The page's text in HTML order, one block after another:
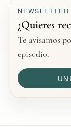
NEWSLETTER
¿Quieres
Te avisamos
episodio.